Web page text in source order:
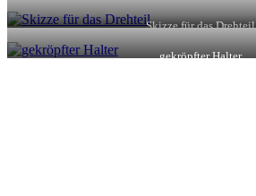
Skizze für das Drehteil
gekröpfter Halter